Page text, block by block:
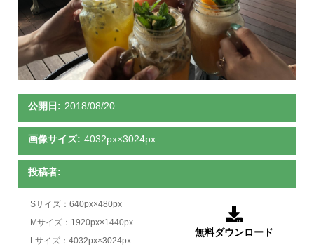
公開日: 2018/08/20
画像サイズ: 4032px×3024px
投稿者:
Sサイズ：640px×480px
Mサイズ：1920px×1440px
Lサイズ：4032px×3024px

無料ダウンロード